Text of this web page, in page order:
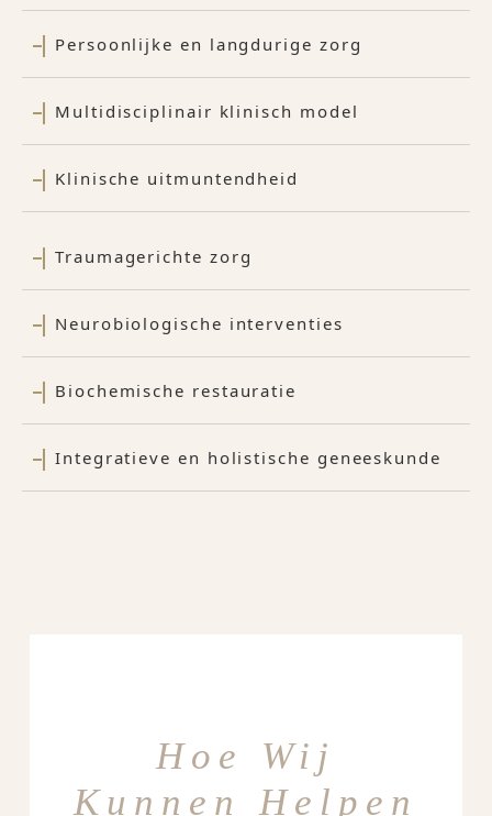
Persoonlijke en langdurige zorg
Multidisciplinair klinisch model
Klinische uitmuntendheid
Traumagerichte zorg
Neurobiologische interventies
Biochemische restauratie
Integratieve en holistische geneeskunde
Hoe Wij
Kunnen Helpen